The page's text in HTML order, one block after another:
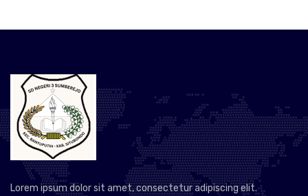
Lorem ipsum dolor sit amet, consectetur adipiscing elit.